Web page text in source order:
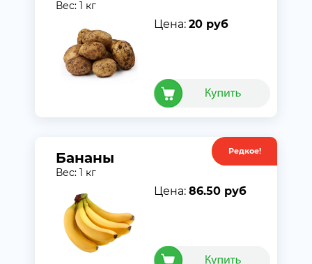
Вес: 1 кг
Цена: 20 руб
Акция
Редкое!
Бананы
Вес: 1 кг
Цена: 86.50 руб